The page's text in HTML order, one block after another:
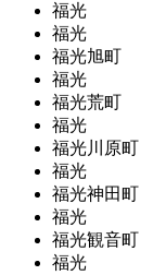
福光
福光
福光旭町
福光
福光荒町
福光
福光川原町
福光
福光神田町
福光
福光観音町
福光